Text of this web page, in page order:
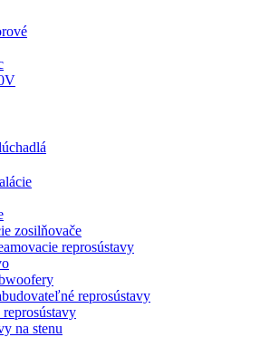
zosilňovače
reprosústavy
reprosústavy
na stenu